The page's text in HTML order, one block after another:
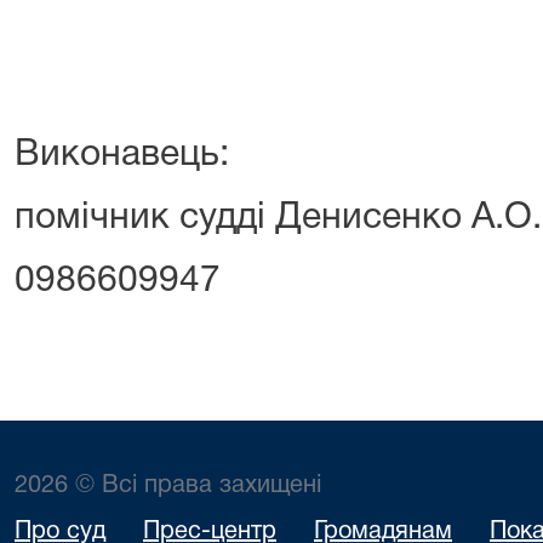
Виконавець:
помічник судді Денисенко А.О.
0986609947
2026 © Всі права захищені
Про суд Прес-центр Громадянам